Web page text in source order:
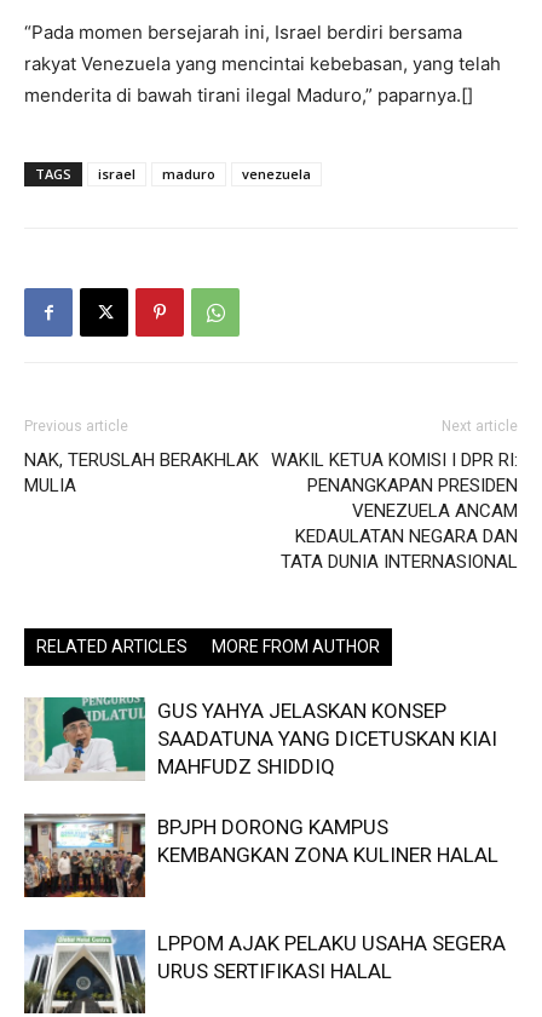
“Pada momen bersejarah ini, Israel berdiri bersama
rakyat Venezuela yang mencintai kebebasan, yang telah
menderita di bawah tirani ilegal Maduro,” paparnya.[]
TAGS israel maduro venezuela
Previous article
NAK, TERUSLAH BERAKHLAK
MULIA
Next article
WAKIL KETUA KOMISI I DPR RI:
PENANGKAPAN PRESIDEN
VENEZUELA ANCAM
KEDAULATAN NEGARA DAN
TATA DUNIA INTERNASIONAL
RELATED ARTICLES MORE FROM AUTHOR
GUS YAHYA JELASKAN KONSEP
SAADATUNA YANG DICETUSKAN KIAI
MAHFUDZ SHIDDIQ
BPJPH DORONG KAMPUS
KEMBANGKAN ZONA KULINER HALAL
LPPOM AJAK PELAKU USAHA SEGERA
URUS SERTIFIKASI HALAL